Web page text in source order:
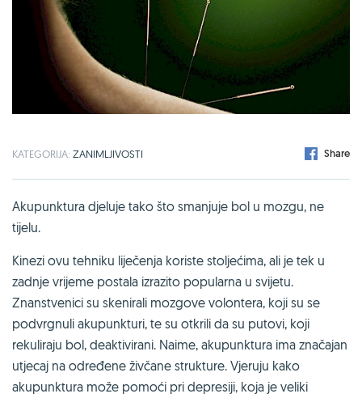
KATEGORIJA: ZANIMLJIVOSTI Share
Akupunktura djeluje tako što smanjuje bol u mozgu, ne
tijelu.
Kinezi ovu tehniku liječenja koriste stoljećima, ali je tek u
zadnje vrijeme postala izrazito popularna u svijetu.
Znanstvenici su skenirali mozgove volontera, koji su se
podvrgnuli akupunkturi, te su otkrili da su putovi, koji
rekuliraju bol, deaktivirani. Naime, akupunktura ima značajan
utjecaj na određene živčane strukture. Vjeruju kako
akupunktura može pomoći pri depresiji, koja je veliki